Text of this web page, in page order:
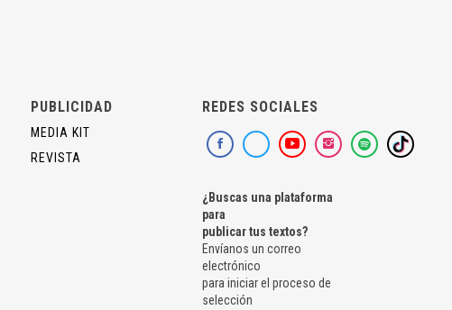
PUBLICIDAD
MEDIA KIT
REVISTA
REDES SOCIALES
¿Buscas una plataforma
para
publicar tus textos?
Envíanos un correo
electrónico
para iniciar el proceso de
selección